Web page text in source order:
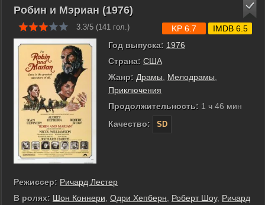
Робин и Мэриан (1976)
3.3/5 (141 гол.)
Год выпуска: 1976
Страна: США
Жанр: Драмы Мелодрамы
Приключения
Продолжительность: 1 ч 46 мин
Качество:
SD
KP 6.7 IMDB 6.5
Режиссер: Ричард Лестер
В ролях: Шон Коннери Одри Хепберн Роберт Шоу, Ричард